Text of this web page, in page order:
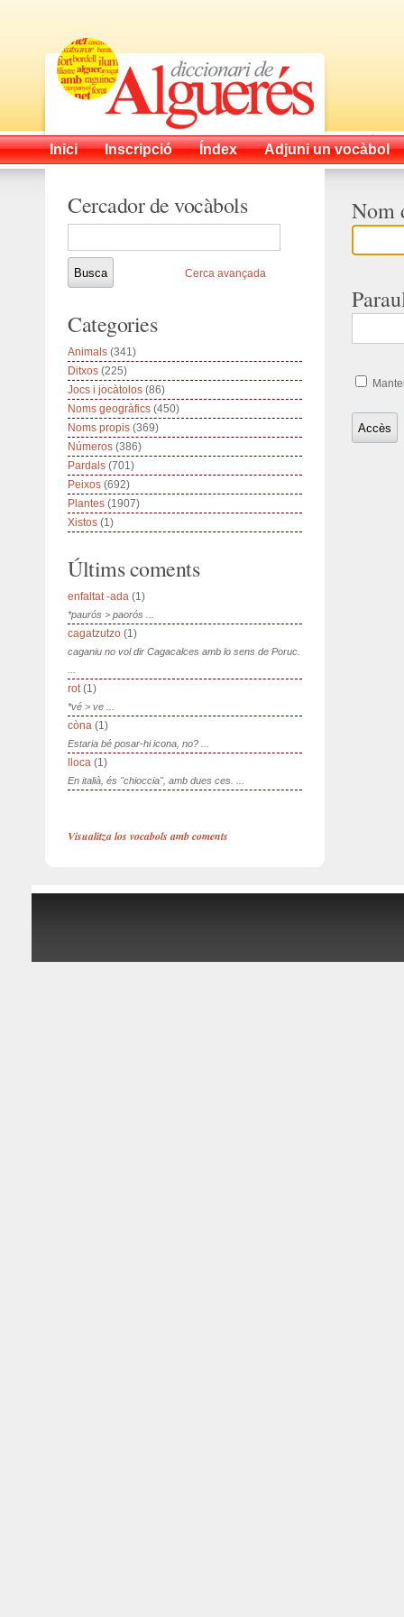
Inici Inscripció Índex Adjuni un vocàbol
Nom
Cercador de vocàbols
Cerca avançada
Categories
Animals (341)
Ditxos (225)
Jocs i jocàtolos (86)
Noms geogràfics (450)
Noms propis (369)
Números (386)
Pardals (701)
Peixos (692)
Plantes (1907)
Xistos (1)
Últims coments
enfaltat -ada (1)
*paurós > paorós ...
cagatzutzo (1)
caganiu no vol dir Cagacalces amb lo sens de Poruc.
rot(1)
*vé > ve ...
còna (1)
Estaria bé posar-hi icona, no? ...
lloca (1)
En italià, és "chioccia", amb dues ces. ...
Visualitza los vocabols amb coments